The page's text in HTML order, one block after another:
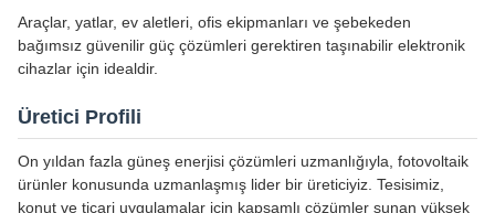
Araçlar, yatlar, ev aletleri, ofis ekipmanları ve şebekeden
bağımsız güvenilir güç çözümleri gerektiren taşınabilir elektronik
cihazlar için idealdir.
Üretici Profili
On yıldan fazla güneş enerjisi çözümleri uzmanlığıyla, fotovoltaik
ürünler konusunda uzmanlaşmış lider bir üreticiyiz. Tesisimiz,
konut ve ticari uygulamalar için kapsamlı çözümler sunan yüksek